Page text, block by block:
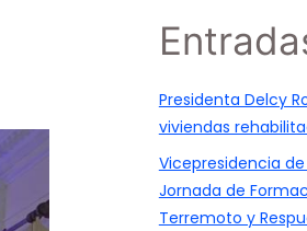
Presidenta Delcy
viviendas
Vicepresidencia
Jornada de
Terremoto y